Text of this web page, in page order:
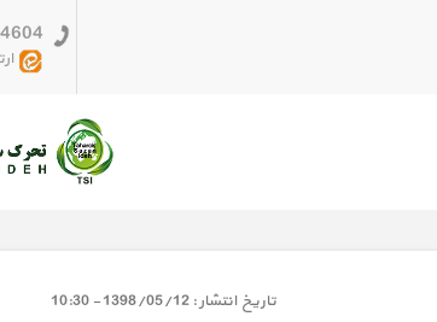
تاريخ انتشار :1398/05/12 - 10:30